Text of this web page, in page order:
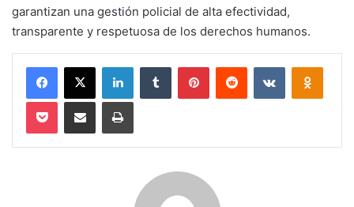
garantizan una gestión policial de alta efectividad,
transparente y respetuosa de los derechos humanos.
Facebook
X LinkedInTumblr PinterestReddit VKontakte
Pocket Compartir via email Imprimir